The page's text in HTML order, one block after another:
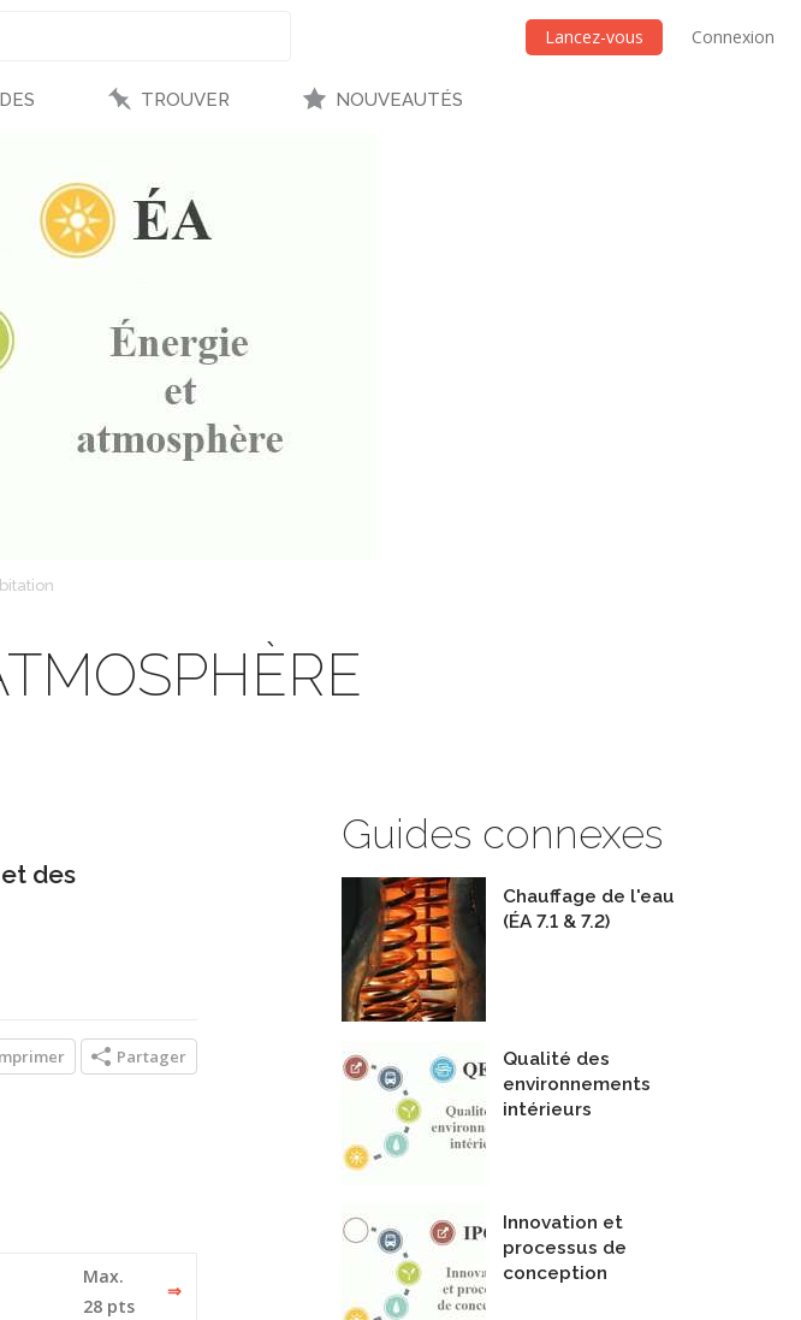
Lancez-vous Connexion
TROUVER NOUVEAUTÉS
Guides connexes
Chauffage de l'eau
(ÉA 7.1 & 7.2)
Qualité des
environnements
intérieurs
Innovation et
processus de
conception
des
Partager
Max.
28 pts
⇒